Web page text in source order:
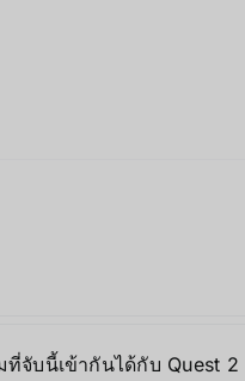
จับนี้เข้ากันได้กับ Quest 2